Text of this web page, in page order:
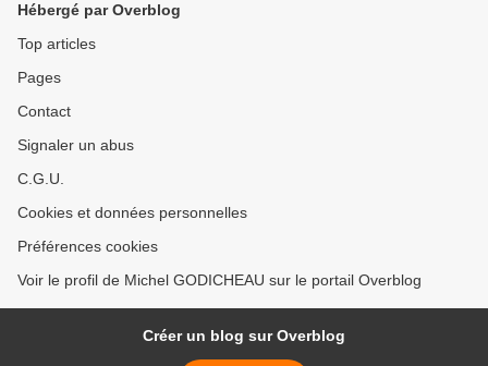
Hébergé par Overblog
Top articles
Pages
Contact
Signaler un abus
C.G.U.
Cookies et données personnelles
Préférences cookies
Voir le profil de Michel GODICHEAU sur le portail Overblog
Créer un blog sur Overblog